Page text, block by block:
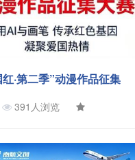
·第二季”动漫作品征集
391人浏览